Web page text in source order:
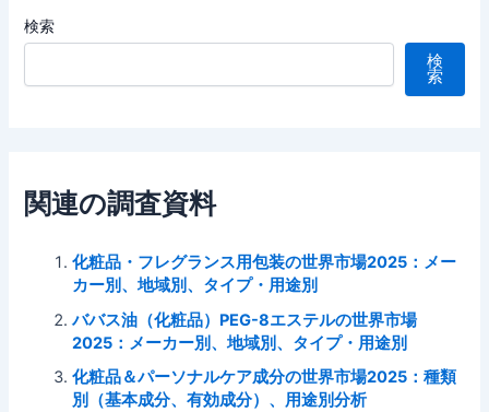
検索
検
索
関連の調査資料
化粧品・フレグランス用包装の世界市場2025：メー
カー別、地域別、タイプ・用途別
ババス油（化粧品）PEG-8エステルの世界市場
2025：メーカー別、地域別、タイプ・用途別
化粧品＆パーソナルケア成分の世界市場2025：種類
別（基本成分、有効成分）、用途別分析